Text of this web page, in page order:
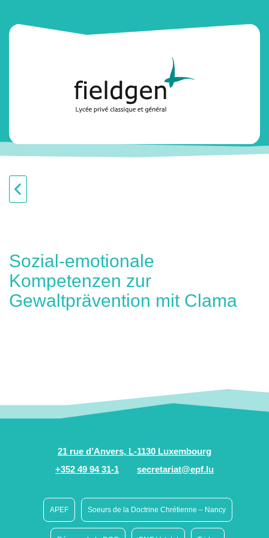
Sozial-emotionale
Kompetenzen zur
Gewaltprävention mit Clama
21 rue d’Anvers, L-1130 Luxembourg
+352 49 94 31-1
secretariat@epf.lu
APEF Soeurs de la Doctrine Chrétienne – Nancy